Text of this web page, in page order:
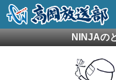
NINJAの